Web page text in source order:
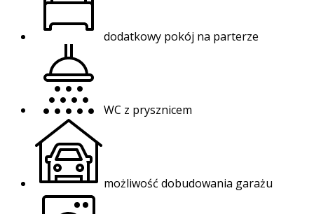
dodatkowy pokój na parterze
WC z prysznicem
możliwość dobudowania garażu